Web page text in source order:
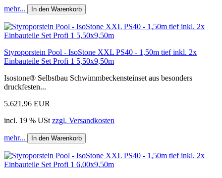
mehr... In den Warenkorb
Styroporstein Pool - IsoStone XXL PS40 - 1,50m tief inkl. 2x
Einbauteile Set Profi 1 5,50x9,50m
Isostone® Selbstbau Schwimmbeckensteinset aus besonders
druckfesten...
5.621,96 EUR
incl. 19 % USt zzgl. Versandkosten
mehr... In den Warenkorb